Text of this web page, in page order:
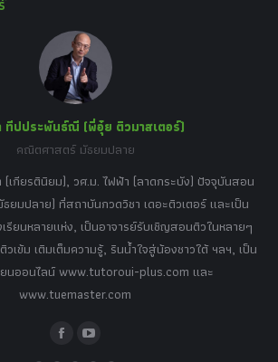
window
ทีปประพันธ์ณี (พี่อุ๋ย ติวมาสเตอร์)
คณิตศาสตร์ มัธยมปลาย
(เกียรตินิยม), วศ.ม. ไฟฟ้า (ลาดกระบัง) ปัจจุบันสอน
ยมปลาย) ที่สถาบันกวดวิชา เดอะติวเตอร์ และเป็น
รียนหลายแห่ง, เป็นอาจารย์รับเชิญสอนติวในหลายๆ
วเข้ม เติมเต็มความรู้, รินน้ำใจสู่น้องชาวใต้ ฯลฯ, เป็น
ยนออนไลน์ www.tutoroui-plus.com และ
www.tuemaster.com
FacebookYouTube